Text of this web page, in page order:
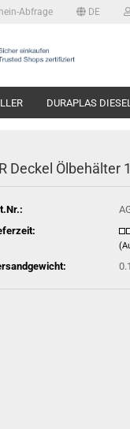
Abfrage DE
DURAPLAS
Deckel Ölbehälter